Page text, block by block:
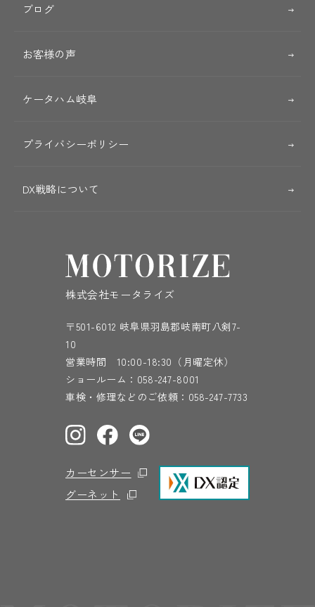
ブログ
お客様の声
ケータハム岐阜
プライバシーポリシー
DX戦略について
株式会社モータライズ
〒501-6012 岐阜県羽島郡岐南町八剣7-
10
営業時間 10:00-18:30（月曜定休）
ショールーム： 058-247-8001
車検・修理などのご依頼： 058-247-7733
カーセンサー
グーネット